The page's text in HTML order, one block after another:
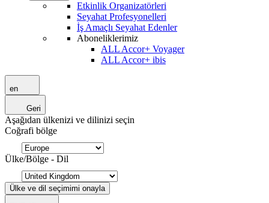
Etkinlik Organizatörleri
Seyahat Profesyonelleri
İş Amaçlı Seyahat Edenler
Aboneliklerimiz
ALL Accor+ Voyager
ALL Accor+ ibis
en
Geri
Aşağıdan ülkenizi ve dilinizi seçin
Coğrafi bölge
Ülke/Bölge - Dil
Ülke ve dil seçimimi onayla